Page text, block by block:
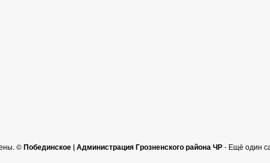
©Побединское | Администрация Грозненского района ЧР- Ещё один